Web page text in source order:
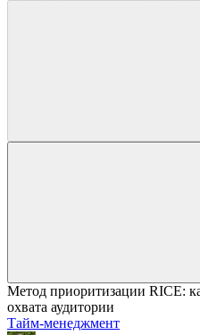
Метод приоритизации RICE:
охвата аудитории
Тайм-менеджмент